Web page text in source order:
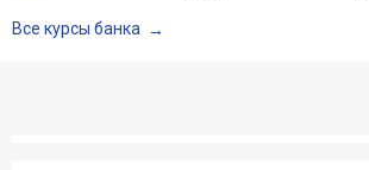
Все курсы банка